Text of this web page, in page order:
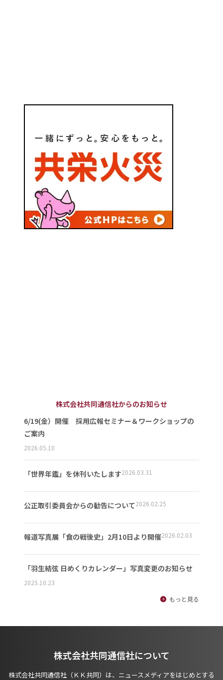
株式会社共同通信社からのお知らせ
6/19(金）開催 採用広報セミナー＆ワークショップの
ご案内
2026.05.10
「世界年鑑」を休刊いたします2026.03.31
公正取引委員会からの勧告について2026.02.25
報道写真展「食の戦後史」2月10日より開催2026.02.03
「羽生結弦 日めくりカレンダー」写真変更のお知らせ
2025.10.23
もっと見る
株式会社共同通信社について
株式会社共同通信社（ＫＫ共同）は、ニュースメディアをはじめとする